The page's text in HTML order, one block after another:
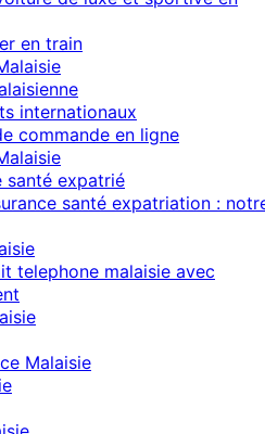
en train
internationaux
commande en ligne
santé expatrié
santé expatriation :
telephone malaisie avec
Malaisie